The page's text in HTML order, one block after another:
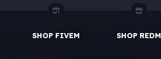
SHOP FIVEM SHOP REDM